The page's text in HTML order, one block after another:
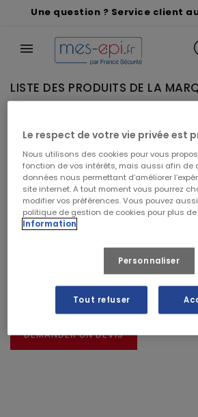
Une question ? Service client
LISTE DES PRODUITS DE LA
VEUILLEZ NOUS EXCUSER POUR
DÉSAGRÉMENT.
Effectuez une nouvelle recherche
Rechercher vos produits par marque
CRÉER UN DEVIS À PARTIR DE CE
DEMANDER UN DEVIS
Le respect de votre vie privée est
Nous utilisons des cookies pour vous
fonction de vos intérêts, mais aussi afin de
données nous permettant d’améliorer
site internet. A tout moment vous pourrez
modifier vos préférences. Vous pouvez
politique de gestion de cookies pour plus
Information
Personnaliser
Tout refuser